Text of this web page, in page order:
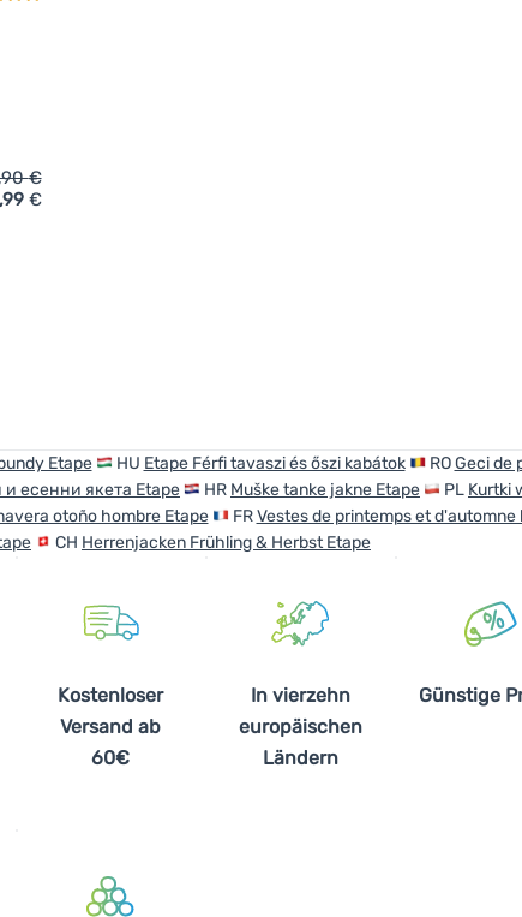
Balance WS' hinzufügen
€
€
Etape HU Etape Férfi tavaszi és őszi kabátok ROGeci de
есенни якета Etape HR Muške tanke jakne Etape PL Kurtki
otoño hombre Etape FRVestes de printemps et d'automne
CH Herrenjacken Frühling & Herbst Etape
Kostenloser
Versand ab
60€
In vierzehn
europäischen
Ländern
Günstige